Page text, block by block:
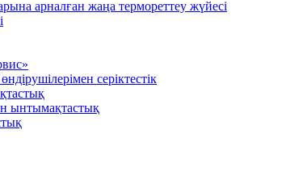
арналған жаңа термореттеу жүйесі
серіктестік
ынтымақтастық